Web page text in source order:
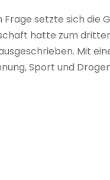
setzte sich die
hatte zum
Mit
Sport und